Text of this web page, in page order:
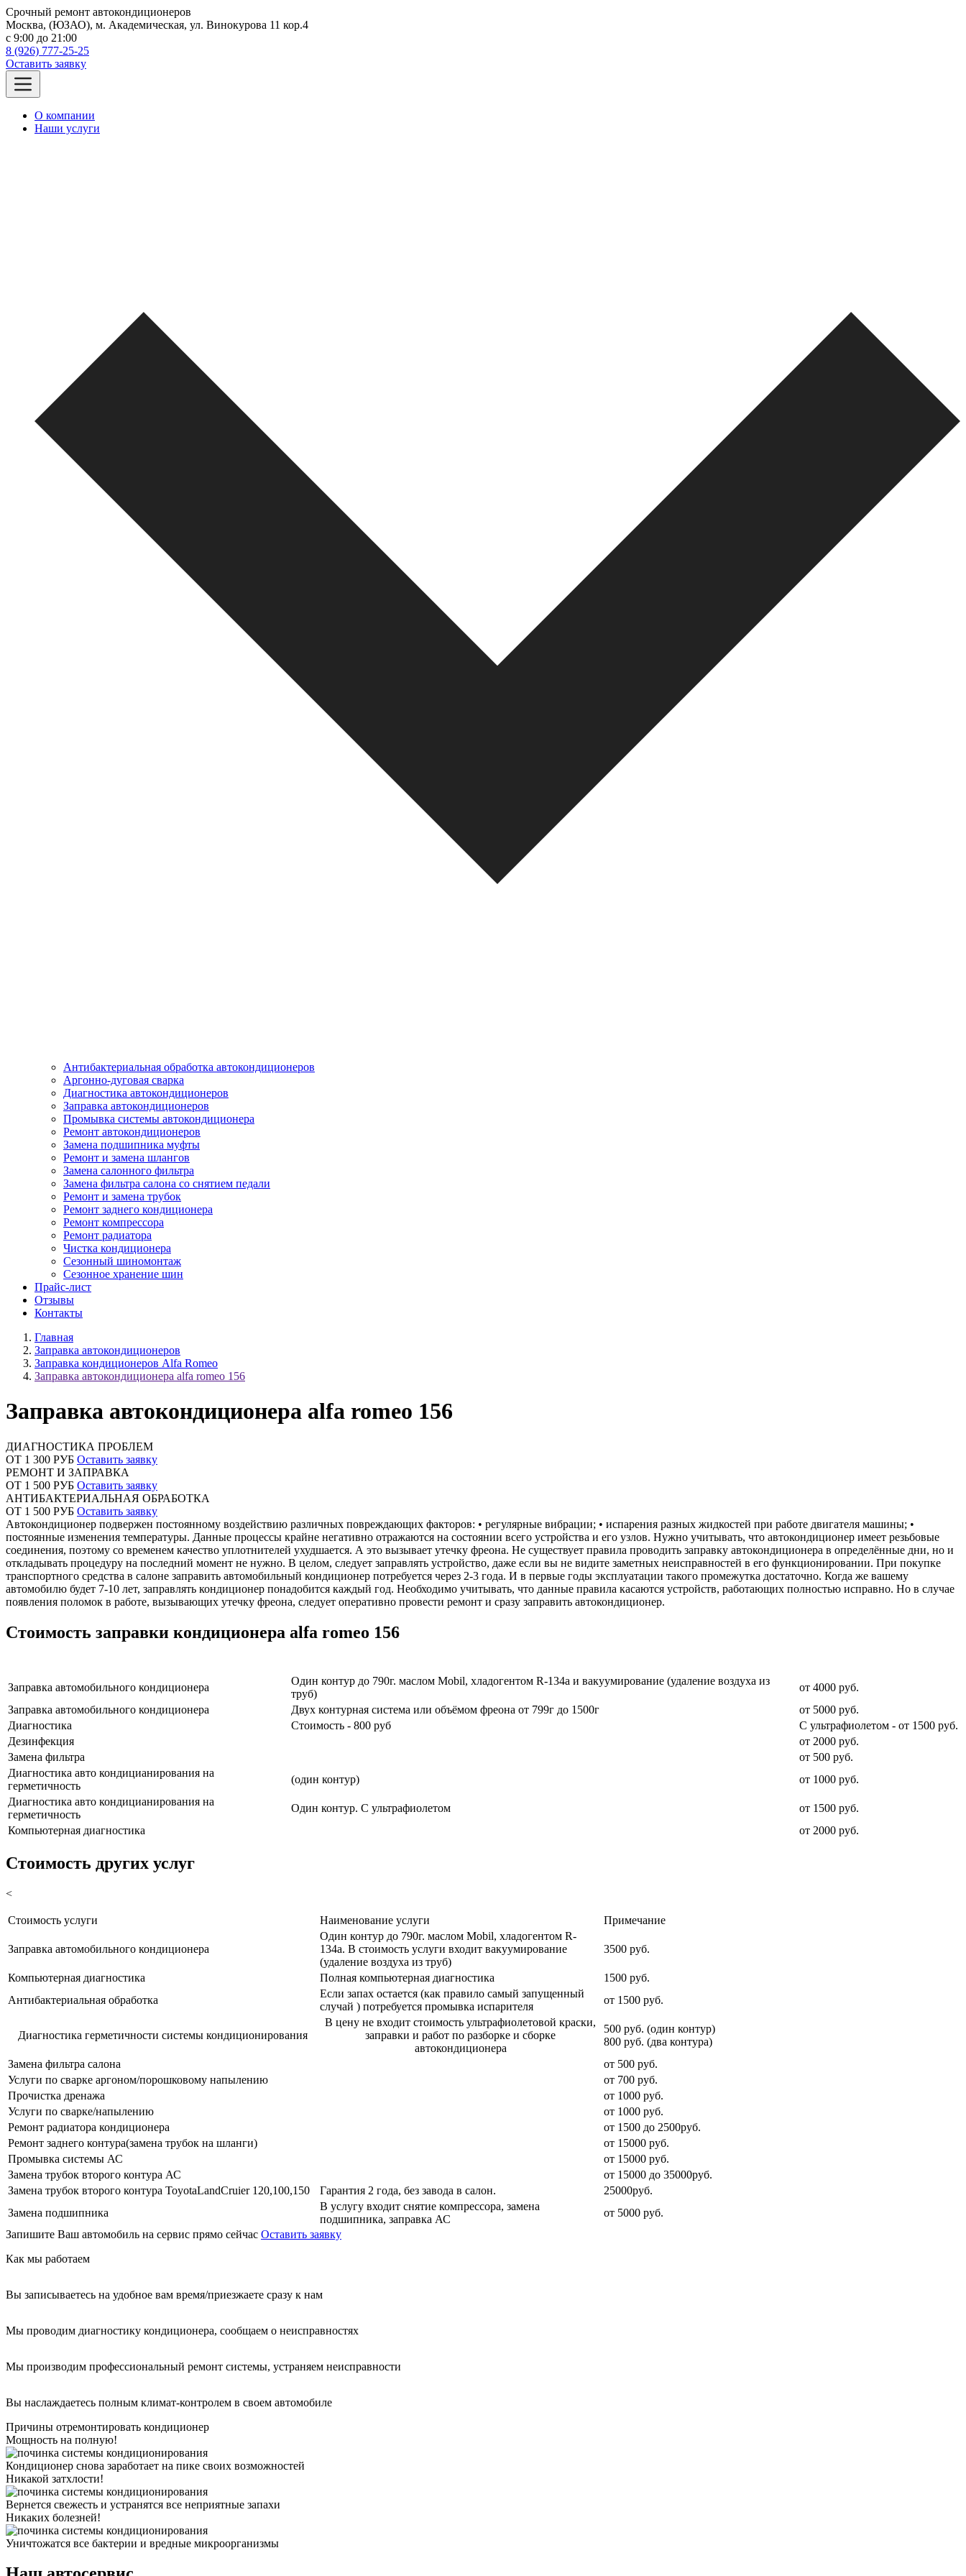
Срочный ремонт автокондиционеров
Москва, (ЮЗАО), м. Академическая, ул. Винокурова 11 кор.4
c 9:00 до 21:00
8 (926) 777-25-25
Оставить заявку
О компании
Наши услуги
Антибактериальная обработка автокондиционеров
Аргонно-дуговая сварка
Диагностика автокондиционеров
Заправка автокондиционеров
Промывка системы автокондиционера
Ремонт автокондиционеров
Замена подшипника муфты
Ремонт и замена шлангов
Замена салонного фильтра
Замена фильтра салона со снятием педали
Ремонт и замена трубок
Ремонт заднего кондиционера
Ремонт компрессора
Ремонт радиатора
Чистка кондиционера
Сезонный шиномонтаж
Сезонное хранение шин
Прайс-лист
Отзывы
Контакты
Главная
Заправка автокондиционеров
Заправка кондиционеров Alfa Romeo
Заправка автокондиционера alfa romeo 156
Заправка автокондиционера alfa romeo 156
ДИАГНОСТИКА ПРОБЛЕМ
ОТ 1 300 РУБ Оставить заявку
РЕМОНТ И ЗАПРАВКА
ОТ 1 500 РУБ Оставить заявку
АНТИБАКТЕРИАЛЬНАЯ ОБРАБОТКА
ОТ 1 500 РУБ Оставить заявку
Автокондиционер подвержен постоянному воздействию различных повреждающих факторов: • регулярные вибрации; • испарения разных жидкостей при работе двигателя машины; •
постоянные изменения температуры. Данные процессы крайне негативно отражаются на состоянии всего устройства и его узлов. Нужно учитывать, что автокондиционер имеет резьбовые
соединения, поэтому со временем качество уплотнителей ухудшается. А это вызывает утечку фреона. Не существует правила проводить заправку автокондиционера в определённые дни, но и
откладывать процедуру на последний момент не нужно. В целом, следует заправлять устройство, даже если вы не видите заметных неисправностей в его функционировании. При покупке
транспортного средства в салоне заправить автомобильный кондиционер потребуется через 2-3 года. И в первые годы эксплуатации такого промежутка достаточно. Когда же вашему
автомобилю будет 7-10 лет, заправлять кондиционер понадобится каждый год. Необходимо учитывать, что данные правила касаются устройств, работающих полностью исправно. Но в случае
появления поломок в работе, вызывающих утечку фреона, следует оперативно провести ремонт и сразу заправить автокондиционер.
Стоимость заправки кондиционера alfa romeo 156
Заправка автомобильного кондиционера
Один контур до 790г. маслом Mobil, хладогентом R-134a и вакуумирование (удаление воздуха из
труб)
от 4000 руб.
Заправка автомобильного кондиционера
Двух контурная система или объёмом фреона от 799г до 1500г
от 5000 руб.
Диагностика
Стоимость - 800 руб
С ультрафиолетом - от 1500 руб.
Дезинфекция
от 2000 руб.
Замена фильтра
от 500 руб.
Диагностика авто кондицианирования на
герметичность
(один контур)
от 1000 руб.
Диагностика авто кондицианирования на
герметичность
Один контур. С ультрафиолетом
от 1500 руб.
Компьютерная диагностика
от 2000 руб.
Стоимость других услуг
<
Стоимость услуги Наименование услуги Примечание
Заправка автомобильного кондиционера
Один контур до 790г. маслом Mobil, хладогентом R-
134a. В стоимость услуги входит вакуумирование
(удаление воздуха из труб)
3500 руб.
Компьютерная диагностика Полная компьютерная диагностика
1500 руб.
Антибактериальная обработка
Если запах остается (как правило самый запущенный
случай ) потребуется промывка испарителя
от 1500 руб.
Диагностика герметичности системы кондиционирования
В цену не входит стоимость ультрафиолетовой краски,
заправки и работ по разборке и сборке
автокондиционера
500 руб. (один контур)
800 руб. (два контура)
Замена фильтра салона
от 500 руб.
Услуги по сварке аргоном/порошковому напылению
от 700 руб.
Прочистка дренажа
от 1000 руб.
Услуги по сварке/напылению
от 1000 руб.
Ремонт радиатора кондиционера
от 1500 до 2500руб.
Ремонт заднего контура(замена трубок на шланги)
от 15000 руб.
Промывка системы АС
от 15000 руб.
Замена трубок второго контура АС
от 15000 до 35000руб.
Замена трубок второго контура ToyotaLandCruier 120,100,150
Гарантия 2 года, без завода в салон.
25000руб.
Замена подшипника
В услугу входит снятие компрессора, замена
подшипника, заправка АС
от 5000 руб.
Запишите Ваш автомобиль на сервис прямо сейчас Оставить заявку
Как мы работаем
Вы записываетесь на удобное вам время/приезжаете сразу к нам
Мы проводим диагностику кондиционера, сообщаем о неисправностях
Мы производим профессиональный ремонт системы, устраняем неисправности
Вы наслаждаетесь полным климат-контролем в своем автомобиле
Причины отремонтировать кондиционер
Мощность на полную!
Кондиционер снова заработает на пике своих возможностей
Никакой затхлости!
Вернется свежесть и устранятся все неприятные запахи
Никаких болезней!
Уничтожатся все бактерии и вредные микроорганизмы